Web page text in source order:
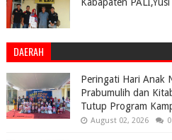
Kabapaten
DAERAH
Peringati Hari Anak
Prabumulih dan
Tutup Program
August 02, 2026 0